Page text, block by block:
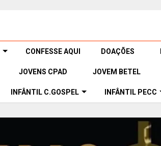
CONFESSE AQUI DOAÇÕES
JOVENS CPAD JOVEM BETEL
INFÂNTIL C.GOSPEL INFÂNTIL PECC